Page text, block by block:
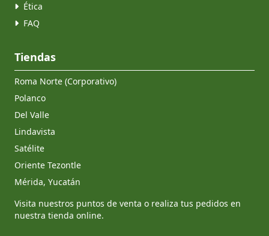
Ética
FAQ
Tiendas
Roma Norte (Corporativo)
Polanco
Del Valle
Lindavista
Satélite
Oriente Tezontle
Mérida, Yucatán
Visita nuestros puntos de venta o realiza tus pedidos en
nuestra tienda online.